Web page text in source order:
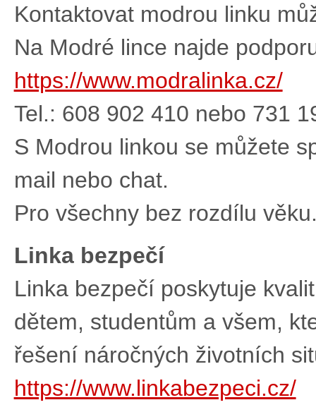
Kontaktovat modrou linku
Na Modré lince najde
https://www.modralinka.cz/
Tel.: 608 902 410 nebo 731
S Modrou linkou se můžete
mail nebo chat.
Pro všechny bez rozdílu
Linka bezpečí
Linka bezpečí poskytuje
dětem, studentům a všem,
řešení náročných životních
https://www.linkabezpeci.cz/